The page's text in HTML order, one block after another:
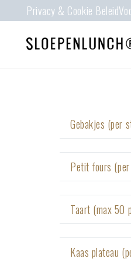
Privacy & Cookie Beleid
Gebakjes (per
Petit fours
Taart (max 50
Kaas plateau